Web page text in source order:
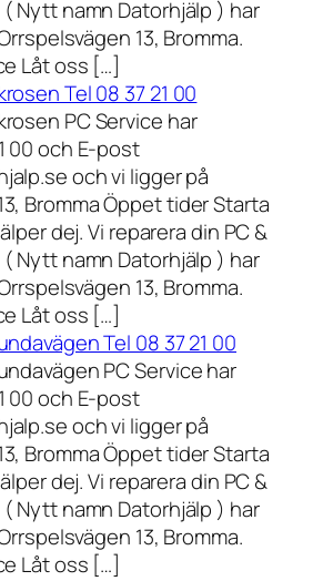
( Nytt namn Datorhjälp ) har
13, Bromma.
Låt oss […]
Tel 08 37 21 00
PC Service har
00 och E-post
och vi ligger på
Bromma Öppet tider Starta
dej. Vi reparera din PC &
( Nytt namn Datorhjälp ) har
13, Bromma.
Låt oss […]
Tel 08 37 21 00
PC Service har
00 och E-post
och vi ligger på
Bromma Öppet tider Starta
dej. Vi reparera din PC &
( Nytt namn Datorhjälp ) har
13, Bromma.
Låt oss […]